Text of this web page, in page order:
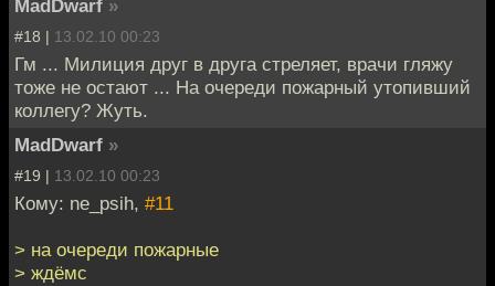
MadDwarf »
#18 | 13.02.10 00:23
Гм ... Милиция друг в друга стреляет, врачи гляжу
тоже не остают ... На очереди пожарный утопивший
коллегу? Жуть.
MadDwarf »
#19 | 13.02.10 00:23
Кому: ne_psih, #11
> на очереди пожарные
> ждёмс